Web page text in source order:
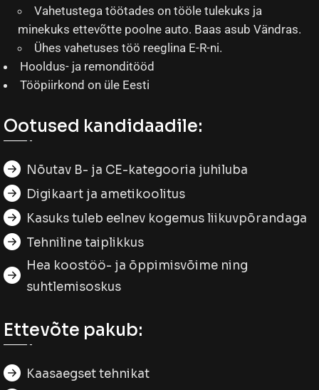
Vahetustega töötades on tööle tulekuks ja
minekuks ettevõtte poolne auto. Baas asub Vändras.
Ühes vahetuses töö reeglina E-R-ni.
Hooldus- ja remonditööd
Tööpiirkond on üle Eesti
Ootused kandidaadile:
Nõutav B- ja CE-kategooria juhiluba
Digikaart ja ametikoolitus
Kasuks tuleb eelnev kogemus liikuvpõrandaga
Tehniline taiplikkus
Hea koostöö- ja õppimisvõime ning
suhtlemisoskus
Ettevõte pakub:
Kaasaegset tehnikat